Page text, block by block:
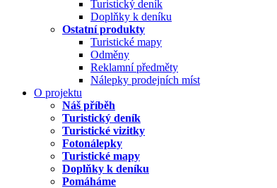
Turistický deník
Doplňky k deníku
Ostatní produkty
Turistické mapy
Odměny
Reklamní předměty
Nálepky prodejních míst
O projektu
Náš příběh
Turistický deník
Turistické vizitky
Fotonálepky
Turistické mapy
Doplňky k deníku
Pomáháme